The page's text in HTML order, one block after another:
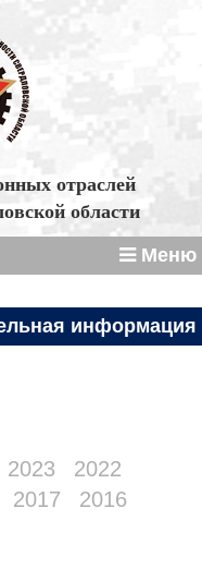
отраслей
области
Меню
информация
2023
2022
2017 2016